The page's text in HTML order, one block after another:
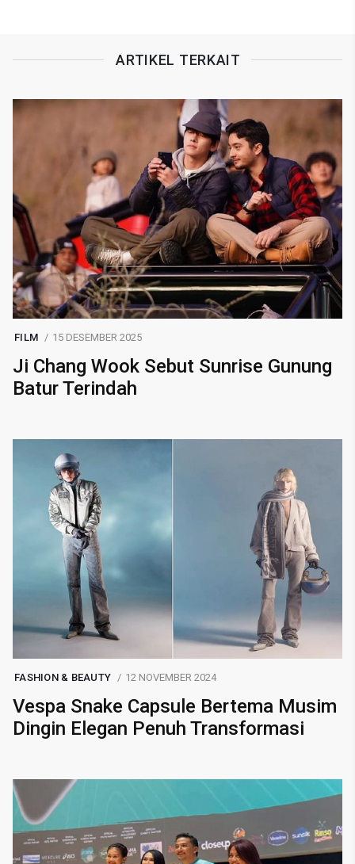
ARTIKEL TERKAIT
FILM 15 DESEMBER 2025
Ji Chang Wook Sebut Sunrise Gunung
Batur Terindah
FASHION & BEAUTY 12 NOVEMBER 2024
Vespa Snake Capsule Bertema Musim
Dingin Elegan Penuh Transformasi